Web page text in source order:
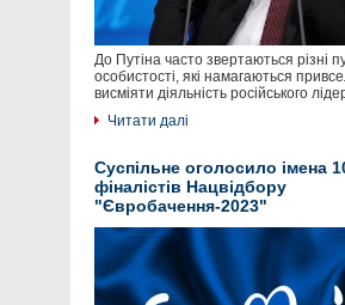
До Путіна часто звертаються різні
особистості, які намагаються
висміяти діяльність російського
Читати далі
Суспільне оголосило імена
фіналістів Нацвідбору
"Євробачення-2023"